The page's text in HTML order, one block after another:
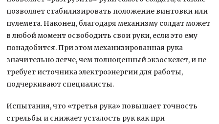
позволяет стабилизировать положение винтовки или
пулемета. Наконец, благодаря механизму солдатможет
в любой момент освободить свои руки, если это ему
понадобится. При этом механизированная рука
значительно легче, чем полноценный экзоскелет, и не
требует источника электроэнергии для работы,
подчеркивают специалисты.
Испытания, что «третья рука» повышает точность
стрельбы и снижает усталость рук как при